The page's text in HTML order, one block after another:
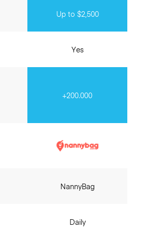
Up to $2,500
Yes
+200.000
NannyBag
Daily